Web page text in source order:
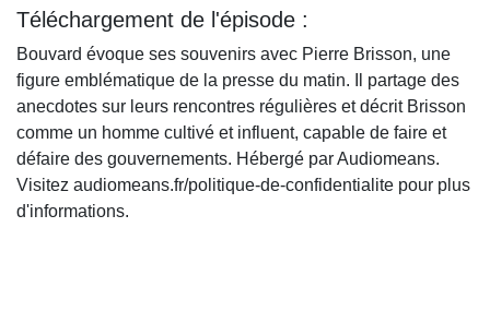
Téléchargement de l'épisode :
Bouvard évoque ses souvenirs avec Pierre Brisson, une
figure emblématique de la presse du matin. Il partage des
anecdotes sur leurs rencontres régulières et décrit Brisson
comme un homme cultivé et influent, capable de faire et
défaire des gouvernements. Hébergé par Audiomeans.
Visitez audiomeans.fr/politique-de-confidentialite pour plus
d'informations.